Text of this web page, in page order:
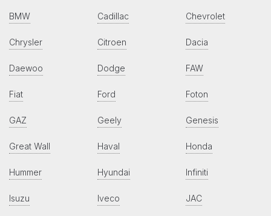
BMW Cadillac Chevrolet
Chrysler Citroen Dacia
Daewoo Dodge FAW
Fiat Ford Foton
GAZ Geely Genesis
Great Wall Haval Honda
Hummer Hyundai Infiniti
Isuzu Iveco JAC